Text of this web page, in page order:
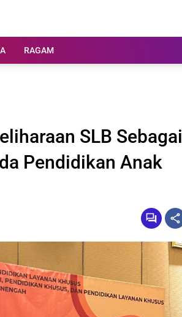
RAGAM
SLB Sebagai
Pendidikan Anak